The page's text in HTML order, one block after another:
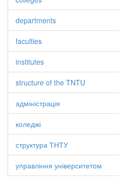
departments
faculties
institutes
structure of the TNTU
адміністрація
коледжі
структура ТНТУ
управління університетом